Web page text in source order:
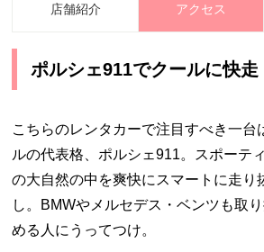
店舗紹介 アクセス
ポルシェ911でクールに快走
こちらのレンタカーで注目すべき一台
ルの代表格、ポルシェ911。スポーテ
の大自然の中を爽快にスマートに走り
し。BMWやメルセデス・ベンツも取
める人にうってつけ。